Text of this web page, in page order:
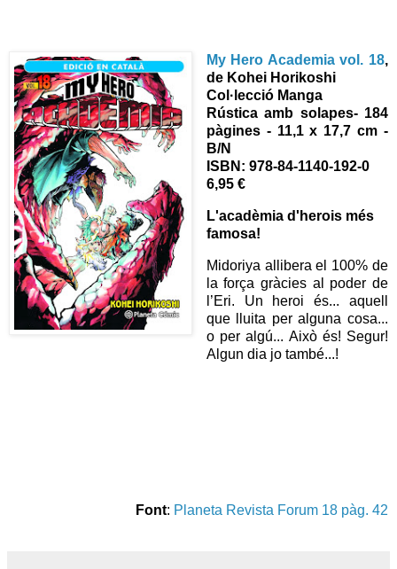
My Hero Academia vol. 18,
de Kohei Horikoshi
Col·lecció Manga
Rústica amb solapes- 184
pàgines - 11,1 x 17,7 cm -
B/N
ISBN: 978-84-1140-192-0
6,95 €
L'acadèmia d'herois més
famosa!
Midoriya allibera el 100% de
la força gràcies al poder de
l’Eri. Un heroi és... aquell
que lluita per alguna cosa...
o per algú... Això és! Segur!
Algun dia jo també...!
Font: Planeta Revista Forum 18 pàg. 42